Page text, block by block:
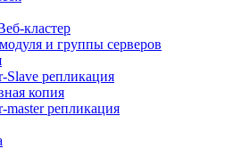
кластер
и группы серверов
Slave репликация
копия
master репликация